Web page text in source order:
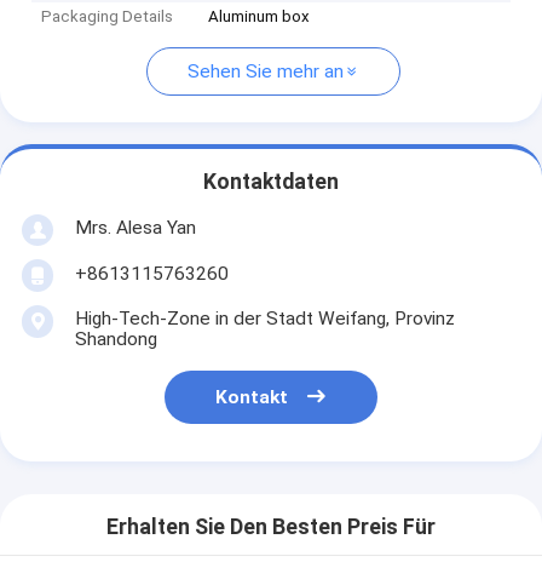
Packaging Details
Aluminum box
Sehen Sie mehr an
Kontaktdaten
Mrs. Alesa Yan
+8613115763260
High-Tech-Zone in der Stadt Weifang, Provinz
Shandong
Kontakt
Erhalten Sie Den Besten Preis Für